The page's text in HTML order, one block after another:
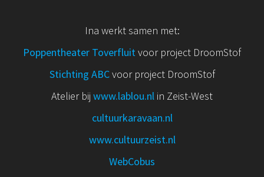
Ina werkt samen met:
Poppentheater Toverfluitvoor project DroomStof
Stichting ABCvoor project DroomStof
Atelier bij www.lablou.nl in Zeist-West
cultuurkaravaan.nl
www.cultuurzeist.nl
WebCobus